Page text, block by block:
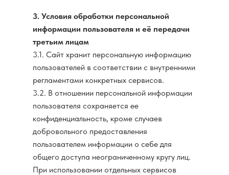
3. Условия обработки персональной
информации пользователя и её передачи
третьим лицам
3.1. Сайт хранит персональную информацию
пользователей в соответствии с внутренними
регламентами конкретных сервисов.
3.2. В отношении персональной информации
пользователя сохраняется ее
конфиденциальность, кроме случаев
добровольного предоставления
пользователем информации о себе для
общего доступа неограниченному кругу лиц.
При использовании отдельных cервисов